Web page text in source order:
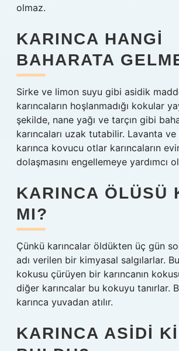
olmaz.
KARINCA HANGI
BAHARATA
Sirke ve limon suyu gibi asidik
karıncaların hoşlanmadığı kokular
şekilde, nane yağı ve tarçın gibi
karıncaları uzak tutabilir. Lavanta
karınca kovucu otlar karıncaların
dolaşmasını engellemeye yardımcı
KARINCA ÖLÜSÜ
MI?
Çünkü karıncalar öldükten üç gün
adı verilen bir kimyasal salgılarlar.
kokusu çürüyen bir karıncanın
diğer karıncalar bu kokuyu tanırlar.
karınca yuvadan atılır.
KARINCA ASIDI